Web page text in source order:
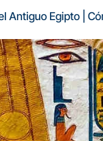
Antiguo Egipto |